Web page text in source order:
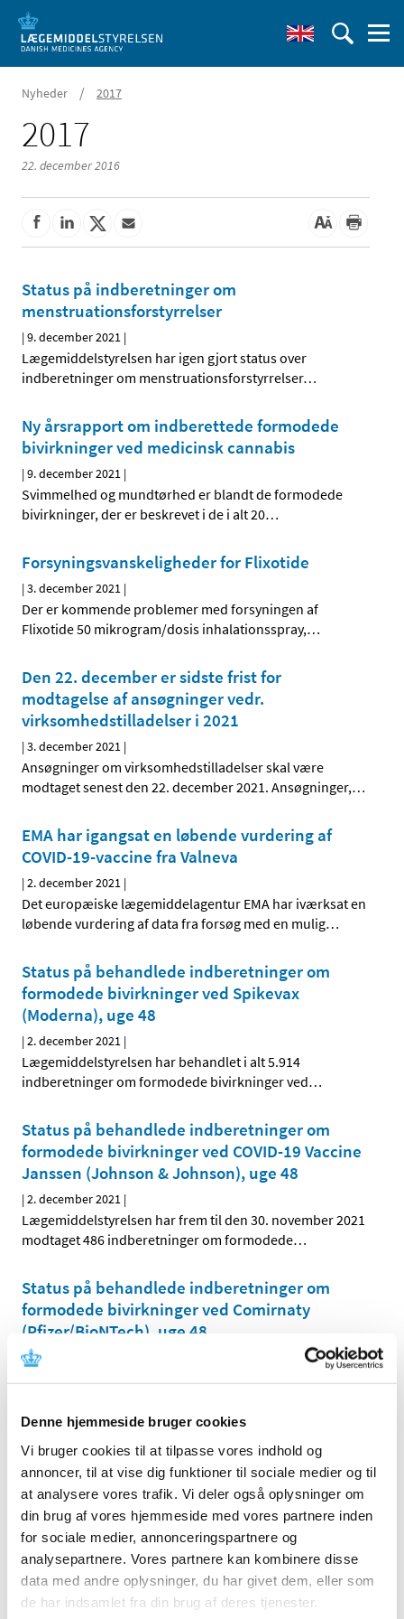
Denne hjemmeside bruger cookies
Vi bruger cookies til at tilpasse vores indhold og
annoncer, til at vise dig funktioner til sociale medier og til
at analysere vores trafik. Vi deler også oplysninger om
din brug af vores hjemmeside med vores partnere inden
for sociale medier, annonceringspartnere og
analysepartnere. Vores partnere kan kombinere disse
data med andre oplysninger, du har givet dem, eller som
de har indsamlet fra din brug af deres tjenester.
Nyheder / 2017
2017
22. december 2016
Status på indberetninger om
menstruationsforstyrrelser
|9. december 2021 |
Lægemiddelstyrelsen har igen gjort status over
indberetninger om menstruationsforstyrrelser…
Ny årsrapport om indberettede formodede
bivirkninger ved medicinsk cannabis
|9. december 2021 |
Svimmelhed og mundtørhed er blandt de formodede
bivirkninger, der er beskrevet i de i alt 20…
Forsyningsvanskeligheder for Flixotide
|3. december 2021 |
Der er kommende problemer med forsyningen af
Flixotide 50 mikrogram/dosis inhalationsspray,…
Den 22. december er sidste frist for
modtagelse af ansøgninger vedr.
virksomhedstilladelser i 2021
|3. december 2021 |
Ansøgninger om virksomhedstilladelser skal være
modtaget senest den 22. december 2021. Ansøgninger,…
EMA har igangsat en løbende vurdering af
COVID-19-vaccine fra Valneva
|2. december 2021 |
Det europæiske lægemiddelagentur EMA har iværksat en
løbende vurdering af data fra forsøg med en mulig…
Status på behandlede indberetninger om
formodede bivirkninger ved Spikevax
(Moderna), uge 48
|2. december 2021 |
Lægemiddelstyrelsen har behandlet i alt 5.914
indberetninger om formodede bivirkninger ved…
Status på behandlede indberetninger om
formodede bivirkninger ved COVID-19 Vaccine
Janssen (Johnson & Johnson), uge 48
|2. december 2021 |
Lægemiddelstyrelsen har frem til den 30. november 2021
modtaget 486 indberetninger om formodede…
Status på behandlede indberetninger om
formodede bivirkninger ved Comirnaty
(Pfizer/BioNTech), uge 48
|2. december 2021
Status på behandlede indberetninger om
formodede bivirkninger ved Vaxzevria
(AstraZeneca), uge 48
|2. december 2021|
Lægemiddelstyrelsen har behandlet i alt 4.154
indberetninger om formodede bivirkninger ved…
Forsyningsvanskeligheder for Olbetam 250 mg